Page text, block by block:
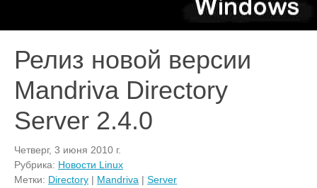
Релиз новой версии
Mandriva Directory
Server 2.4.0
Четверг, 3 июня 2010 г.
Рубрика: Новости Linux
Метки: Directory | Mandriva | Server